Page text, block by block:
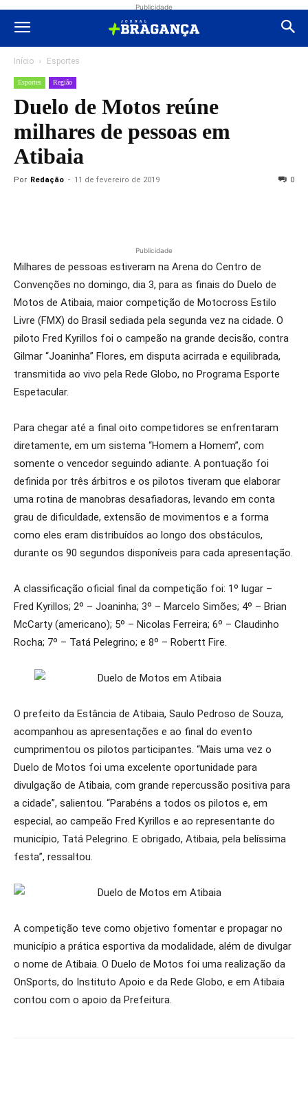
Publicidade
Início Esportes
Esportes Região
Duelo de Motos reúne
milhares de pessoas em
Atibaia
Por Redação - 11 de fevereiro de 2019 0
Publicidade
Milhares de pessoas estiveram na Arena do Centro de
Convenções no domingo, dia 3, para as finais do Duelo de
Motos de Atibaia, maior competição de Motocross Estilo
Livre (FMX) do Brasil sediada pela segunda vez na cidade. O
piloto Fred Kyrillos foi o campeão na grande decisão, contra
Gilmar “Joaninha” Flores, em disputa acirrada e equilibrada,
transmitida ao vivo pela Rede Globo, no Programa Esporte
Espetacular.
Para chegar até a final oito competidores se enfrentaram
diretamente, em um sistema “Homem a Homem”, com
somente o vencedor seguindo adiante. A pontuação foi
definida por três árbitros e os pilotos tiveram que elaborar
uma rotina de manobras desafiadoras, levando em conta
grau de dificuldade, extensão de movimentos e a forma
como eles eram distribuídos ao longo dos obstáculos,
durante os 90 segundos disponíveis para cada apresentação.
A classificação oficial final da competição foi: 1º lugar –
Fred Kyrillos; 2º – Joaninha; 3º – Marcelo Simões; 4º – Brian
McCarty (americano); 5º – Nicolas Ferreira; 6º – Claudinho
Rocha; 7º – Tatá Pelegrino; e 8º – Robertt Fire.
O prefeito da Estância de Atibaia, Saulo Pedroso de Souza,
acompanhou as apresentações e ao final do evento
cumprimentou os pilotos participantes. “Mais uma vez o
Duelo de Motos foi uma excelente oportunidade para
divulgação de Atibaia, com grande repercussão positiva para
a cidade”, salientou. “Parabéns a todos os pilotos e, em
especial, ao campeão Fred Kyrillos e ao representante do
município, Tatá Pelegrino. E obrigado, Atibaia, pela belíssima
festa”, ressaltou.
A competição teve como objetivo fomentar e propagar no
município a prática esportiva da modalidade, além de divulgar
o nome de Atibaia. O Duelo de Motos foi uma realização da
OnSports, do Instituto Apoio e da Rede Globo, e em Atibaia
contou com o apoio da Prefeitura.